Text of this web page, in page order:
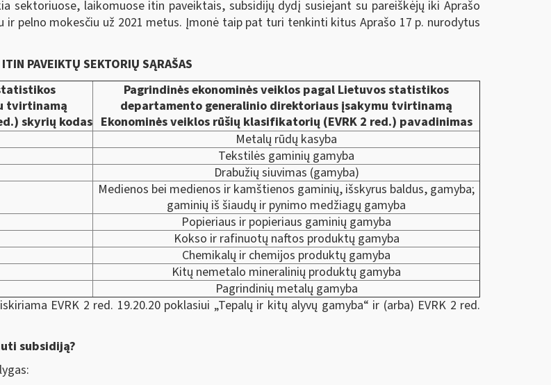
sektoriuose, laikomuose itin paveiktais, subsidijų dydį susiejant su pareiškėjų iki Aprašo
pelno mokesčiu už 2021 metus. Įmonė taip pat turi tenkinti kitus Aprašo 17 p. nurodytus
ITIN PAVEIKTŲ SEKTORIŲ SĄRAŠAS
tvirtinamą
skyrių kodas
Pagrindinės ekonominės veiklos pagal Lietuvos statistikos
departamento generalinio direktoriaus įsakymu tvirtinamą
Ekonominės veiklos rūšių klasifikatorių (EVRK 2 red.) pavadinimas
Metalų rūdų kasyba
Tekstilės gaminių gamyba
Drabužių siuvimas (gamyba)
Medienos bei medienos ir kamštienos gaminių, išskyrus baldus, gamyba;
gaminių iš šiaudų ir pynimo medžiagų gamyba
Popieriaus ir popieriaus gaminių gamyba
Kokso ir rafinuotų naftos produktų gamyba
Chemikalų ir chemijos produktų gamyba
Kitų nemetalo mineralinių produktų gamyba
Pagrindinių metalų gamyba
EVRK 2 red. 19.20.20 poklasiui „Tepalų ir kitų alyvų gamyba“ ir (arba) EVRK 2 red.
subsidiją?